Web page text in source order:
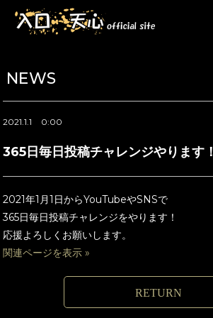
NEWS
2021.1.1 0:00
365日毎日投稿チャレンジやります！
2021年1月1日からYouTubeやSNSで
365日毎日投稿チャレンジをやります！
応援よろしくお願いします。
関連ページを表示 »
RETURN